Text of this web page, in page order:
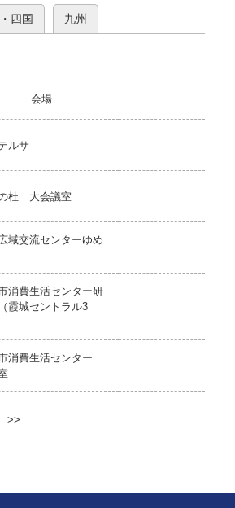
四国 九州
会場
ルサ
杜 大会議室
域交流センターゆめ
消費生活センター研
霞城セントラル3
消費生活センター
>>